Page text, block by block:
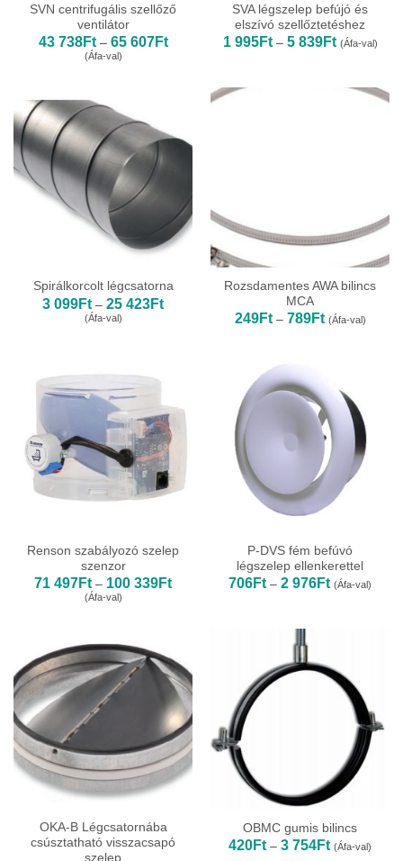
SVN centrifugális szellőző
ventilátor
43 738Ft – 65 607FtÁrtartomány:
(Áfa-val)
SVA légszelep befújó és
elszívó szellőztetéshez
1 995Ft – 5 839Ft
1
(Áfa-val)
Spirálkorcolt légcsatorna
3 099Ft – 25 423FtÁrtartomány:
(Áfa-val)
Rozsdamentes AWA bilincs
MCA
249Ft – 789FtÁrtartomány:
249Ft
(Áfa-val)
Renson szabályozó szelep
szenzor
71 497Ft – 100 339FtÁrtartomány:
(Áfa-val)
P-DVS fém befúvó
légszelep ellenkerettel
706Ft – 2 976FtÁrtartomány:
706Ft
(Áfa-val)
OKA-B Légcsatornába
csúsztatható visszacsapó
szelep
OBMC gumis bilincs
420Ft – 3 754FtÁrtartomány:
420Ft
(Áfa-val)